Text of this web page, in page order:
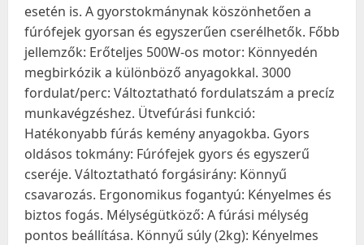
esetén is. A gyorstokmánynak köszönhetően a
fúrófejek gyorsan és egyszerűen cserélhetők. Főbb
jellemzők: Erőteljes 500W-os motor: Könnyedén
megbirkózik a különböző anyagokkal. 3000
fordulat/perc: Változtatható fordulatszám a precíz
munkavégzéshez. Ütvefúrási funkció:
Hatékonyabb fúrás kemény anyagokba. Gyors
oldásos tokmány: Fúrófejek gyors és egyszerű
cseréje. Változtatható forgásirány: Könnyű
csavarozás. Ergonomikus fogantyú: Kényelmes és
biztos fogás. Mélységütköző: A fúrási mélység
pontos beállítása. Könnyű súly (2kg): Kényelmes